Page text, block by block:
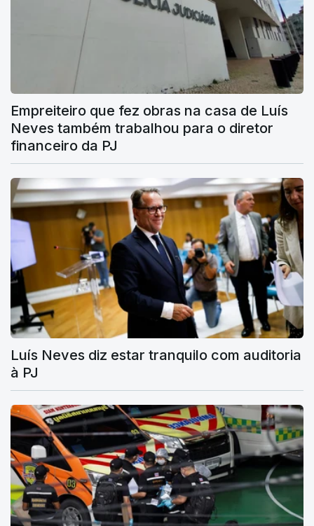
Empreiteiro que fez obras na casa de Luís
Neves também trabalhou para o diretor
financeiro da PJ
Luís Neves diz estar tranquilo com auditoria
à PJ